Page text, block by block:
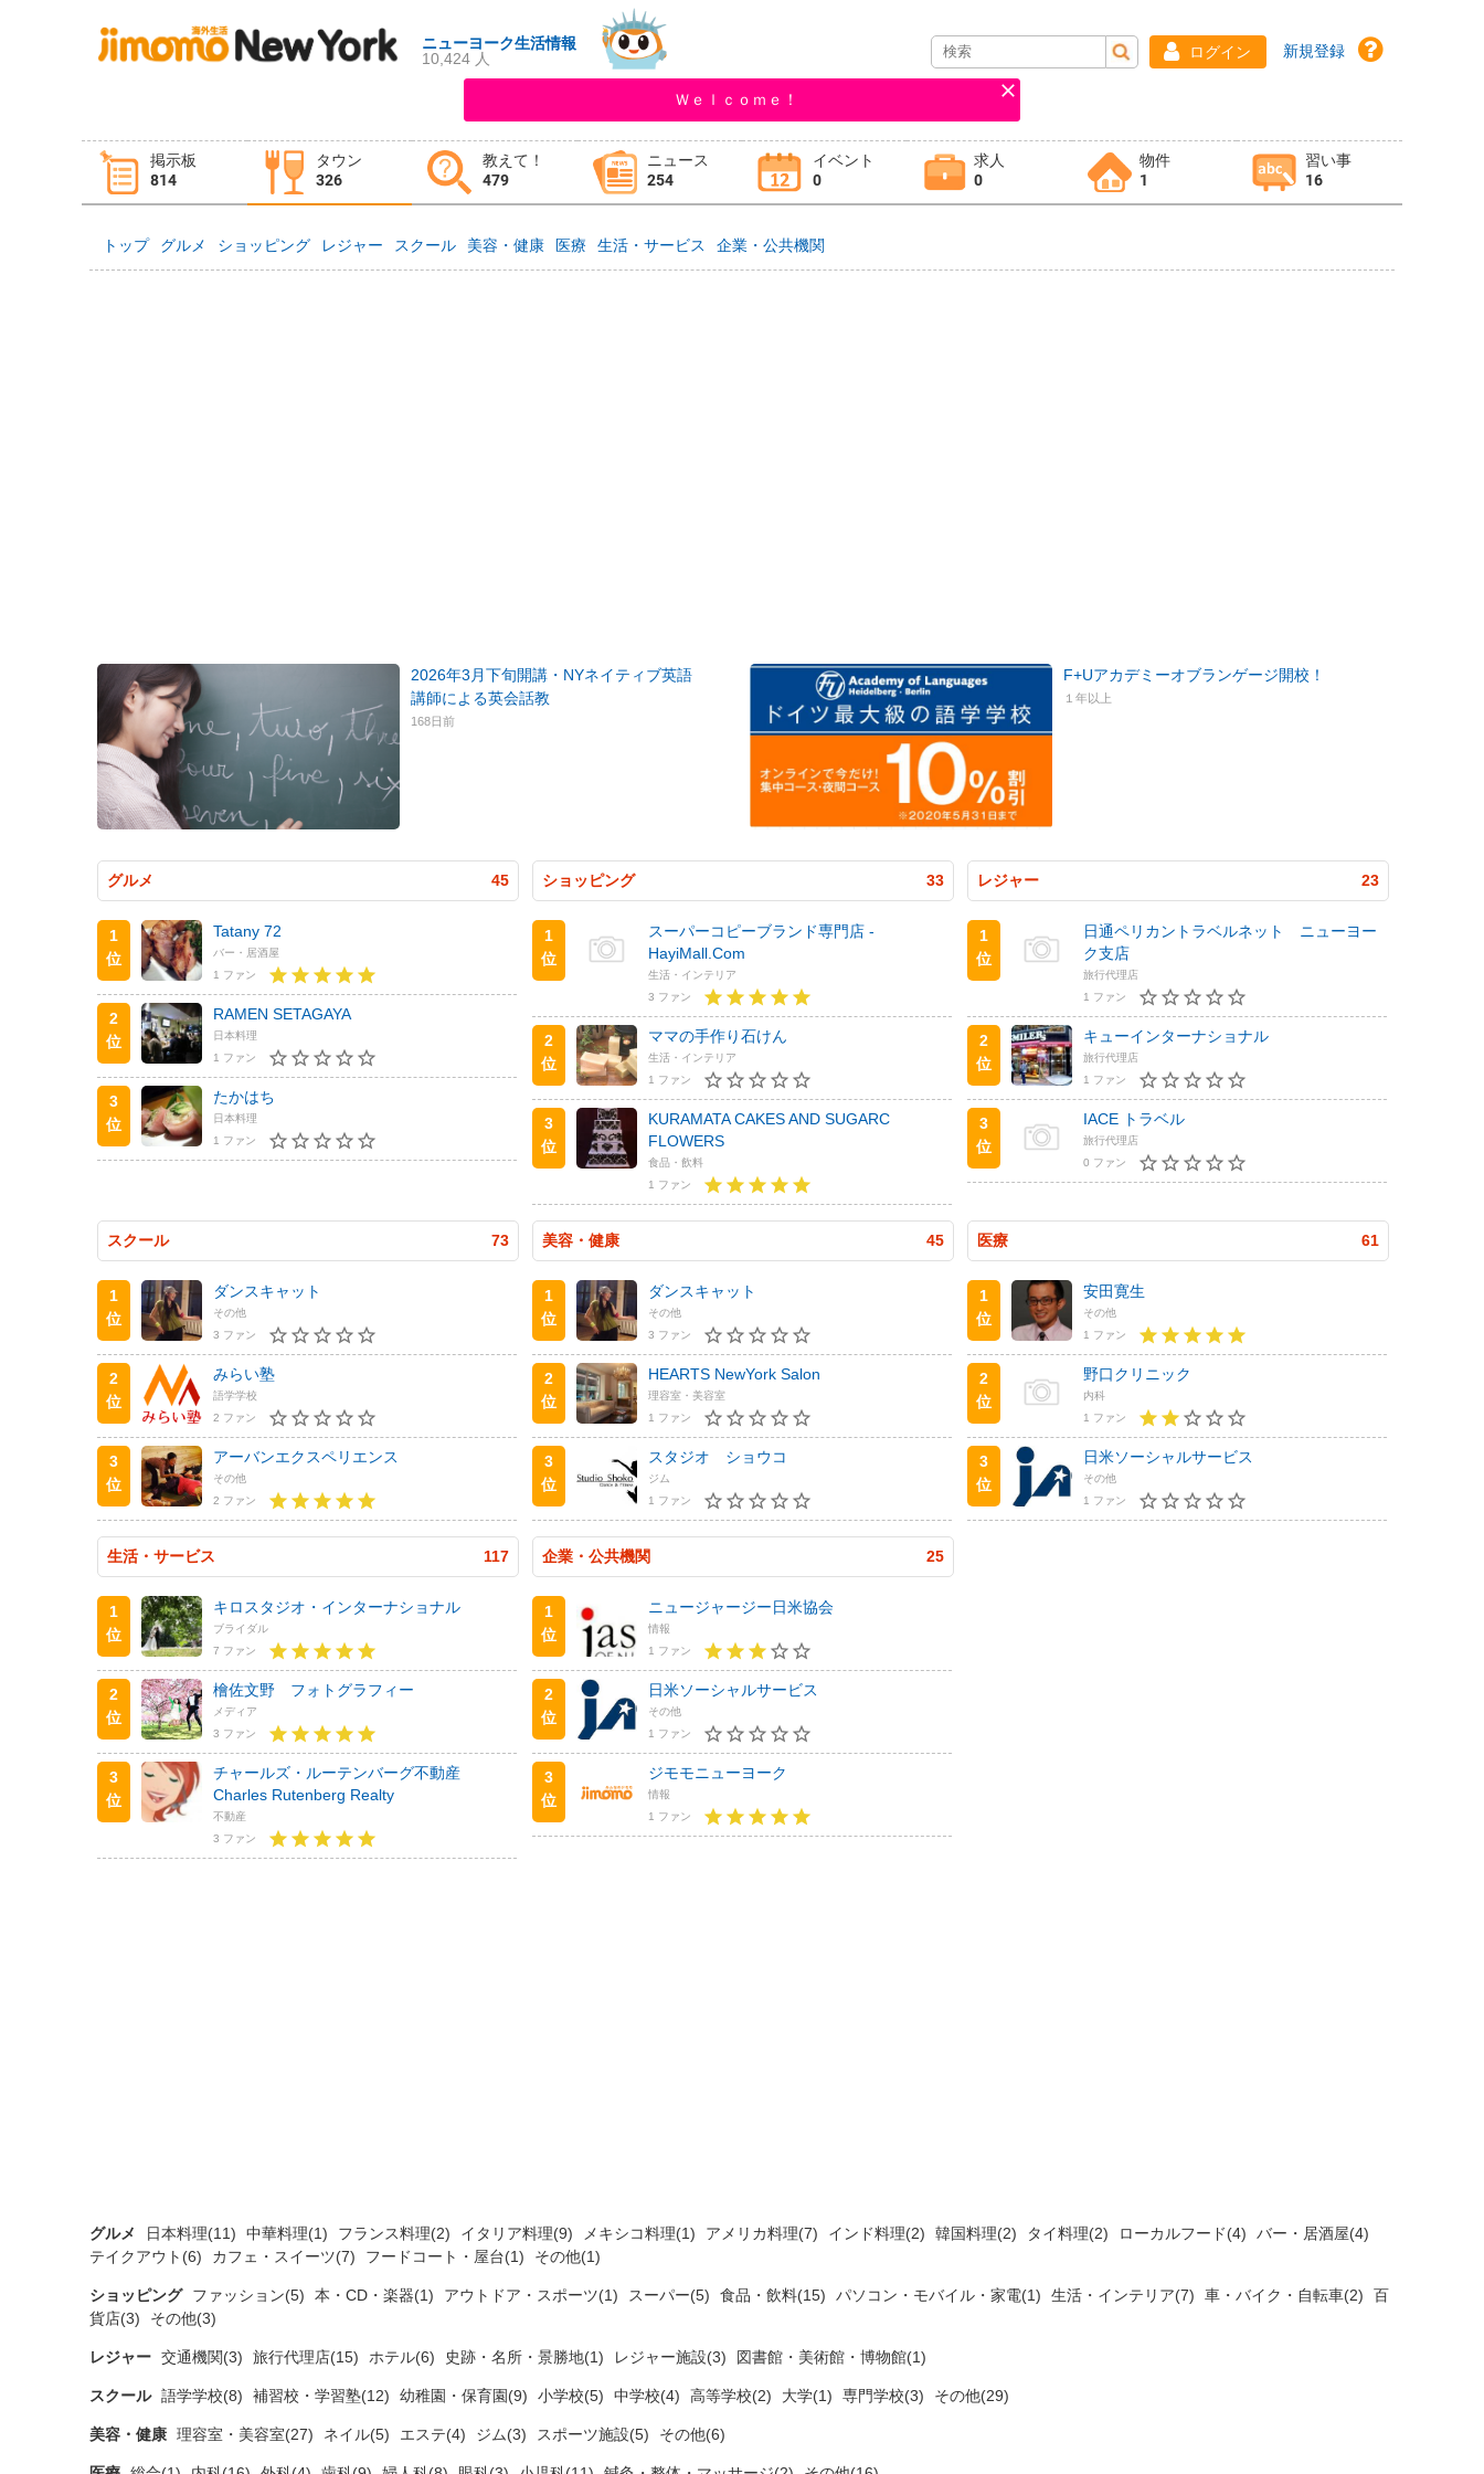
ニューヨーク生活情報
10,424 人
ログイン 新規登録
Ｗｅｌｃｏｍｅ！
掲示板
814
タウン
326
教えて！
479
ニュース
254
イベント
0
求人
0
物件
1
習い事
16
タウン情報 教えて！
イベント 求人
トップ グルメ ショッピング レジャー スクール 美容・健康 医療 生活・サービス 企業・公共機関
2026年3月下旬開講・NYネイティブ英語
講師による英会話教
168日前
F+Uアカデミーオブランゲージ開校！
１年以上
グルメ 45
1
位
Tatany 72
バー・居酒屋
1 ファン
2
位
RAMEN SETAGAYA
日本料理
1 ファン
3
位
たかはち
日本料理
1 ファン
ショッピング 33
1
位
スーパーコピーブランド専門店 -
HayiMall.Com
生活・インテリア
3 ファン
2
位
ママの手作り石けん
生活・インテリア
1 ファン
3
位
KURAMATA CAKES AND SUGARC
FLOWERS
食品・飲料
1 ファン
レジャー 23
1
位
日通ペリカントラベルネット ニューヨー
ク支店
旅行代理店
1 ファン
2
位
キューインターナショナル
旅行代理店
1 ファン
3
位
IACE トラベル
旅行代理店
0 ファン
スクール 73
1
位
ダンスキャット
その他
3 ファン
2
位
みらい塾
語学学校
2 ファン
3
位
アーバンエクスペリエンス
その他
2 ファン
美容・健康 45
1
位
ダンスキャット
その他
3 ファン
2
位
HEARTS NewYork Salon
理容室・美容室
1 ファン
3
位
スタジオ ショウコ
ジム
1 ファン
医療 61
1
位
安田寛生
その他
1 ファン
2
位
野口クリニック
内科
1 ファン
3
位
日米ソーシャルサービス
その他
1 ファン
生活・サービス 117
1
位
キロスタジオ・インターナショナル
ブライダル
7 ファン
2
位
檜佐文野 フォトグラフィー
メディア
3 ファン
3
位
チャールズ・ルーテンバーグ不動産
Charles Rutenberg Realty
不動産
3 ファン
企業・公共機関 25
1
位
ニュージャージー日米協会
情報
1 ファン
2
位
日米ソーシャルサービス
その他
1 ファン
3
位
ジモモニューヨーク
情報
1 ファン
グルメ 日本料理(11) 中華料理(1) フランス料理(2) イタリア料理(9) メキシコ料理(1) アメリカ料理(7) インド料理(2) 韓国料理(2) タイ料理(2) ローカルフード(4)
バー・居酒屋(4)
テイクアウト(6)
カフェ・スイーツ(7) フードコート・屋台(1) その他(1)
ショッピング ファッション(5) 本・CD・楽器(1) アウトドア・スポーツ(1) スーパー(5) 食品・飲料(15) パソコン・モバイル・家電(1) 生活・インテリア(7) 車・バイク・自転車(2)
百
貨店(3)
その他(3)
レジャー 交通機関(3) 旅行代理店(15) ホテル(6) 史跡・名所・景勝地(1) レジャー施設(3) 図書館・美術館・博物館(1)
スクール 語学学校(8) 補習校・学習塾(12) 幼稚園・保育園(9) 小学校(5) 中学校(4) 高等学校(2) 大学(1) 専門学校(3) その他(29)
美容・健康 理容室・美容室(27) ネイル(5) エステ(4) ジム(3) スポーツ施設(5) その他(6)